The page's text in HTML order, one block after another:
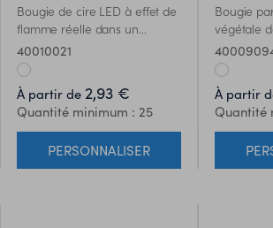
Bougie de cire LED à effet de
flamme réelle dans un
support en verre. 2 piles AA
non incluses.
40010021
À partir de 2,93 €
Quantité minimum : 25
PERSONNALISER
Bougie
végétale
avec
base en
Senteur
bambou
naturel,
légères
de
À partir
Quantité